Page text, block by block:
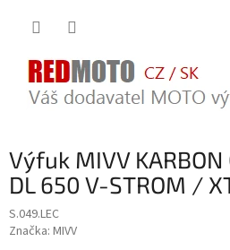
Výfuk MIVV
DL 650 V-STROM /
S.049.LEC
Značka: MIVV